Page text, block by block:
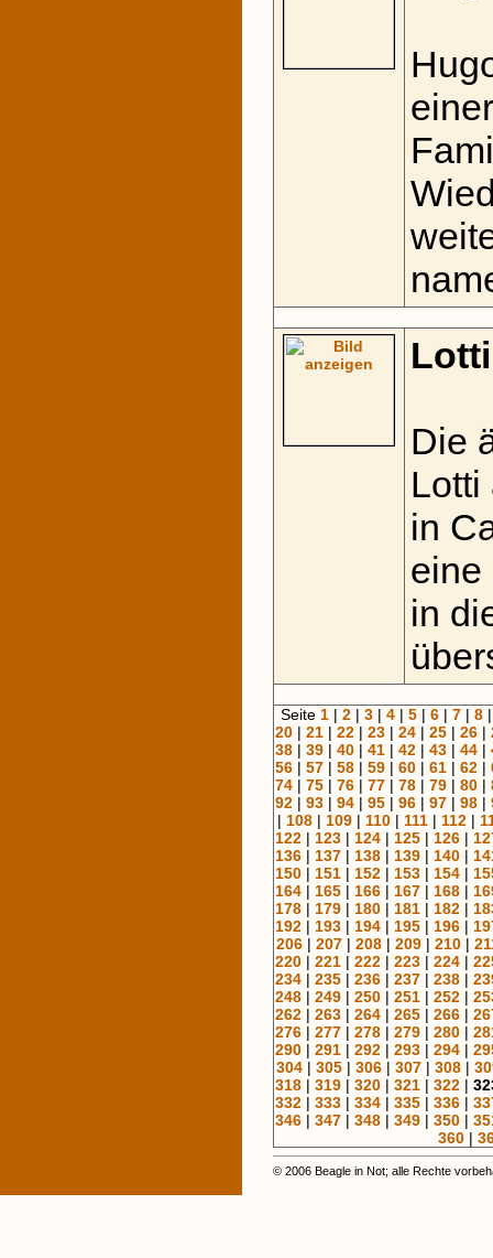
Lotti
Die
Lotti
in
eine
in
Seite 1| 2| 3| 4| 5| 6| 7| 8
20 | 21 | 22 | 23 | 24 | 25 | 26 |
38 | 39 | 40 | 41 | 42 | 43 | 44 |
56 | 57 | 58 | 59 | 60 | 61 | 62 |
74 | 75 | 76 | 77 | 78 | 79 | 80 |
92 | 93 | 94 | 95 | 96 | 97 | 98 |
| 108| 109| 110| 111| 112|
122 | 123 | 124 | 125 | 126 |
136 | 137 | 138 | 139 | 140 |
150 | 151 | 152 | 153 | 154 |
164 | 165 | 166 | 167 | 168 |
178 | 179 | 180 | 181 | 182 |
192 | 193 | 194 | 195 | 196 |
206| 207| 208| 209| 210|
220 | 221 | 222 | 223 | 224 |
234 | 235 | 236 | 237 | 238 |
248 | 249 | 250 | 251 | 252 |
262 | 263 | 264 | 265 | 266 |
276 | 277 | 278 | 279 | 280 |
290 | 291 | 292 | 293 | 294 |
304| 305| 306| 307| 308|
318 | 319 | 320 | 321 | 322 |
332 | 333 | 334 | 335 | 336 |
346 | 347 | 348 | 349 | 350 |
360 |
© 2006 Beagle in Not; alle Rechte